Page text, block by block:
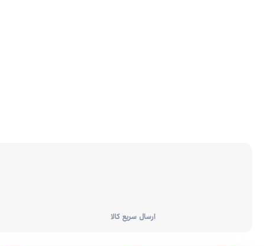
ارسال سریع کالا